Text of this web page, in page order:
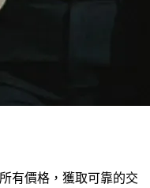
有價格，獲取可靠的交